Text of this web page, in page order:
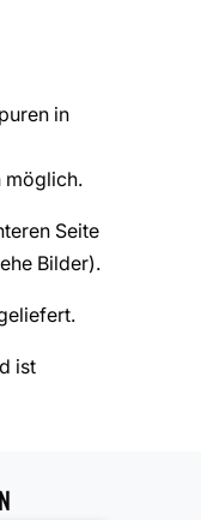
in
möglich.
Seite
Bilder).
ist